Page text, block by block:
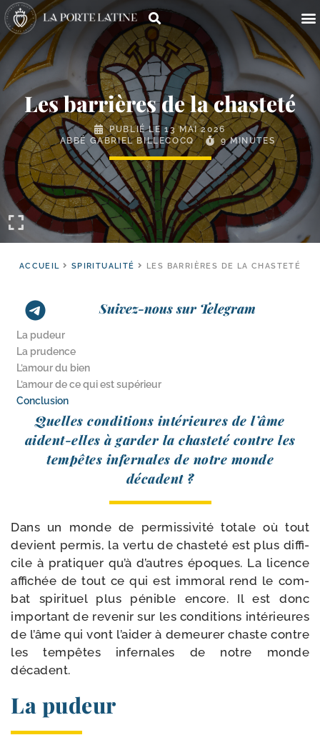
Les barrières de la chasteté
PUBLIÉ LE13 MAI 2026
ABBÉ GABRIEL BILLECOCQ
9 MINUTES
ACCUEIL SPIRITUALITÉ LES BARRIÈRES DE LA CHASTETÉ
Suivez-nous sur Telegram
La pudeur
La prudence
L’amour du bien
L’amour de ce qui est supérieur
Conclusion
Quelles condi­tions inté­rieures de l’âme
aident-​elles à gar­der la chas­te­té contre les
tem­pêtes infer­nales de notre monde
décadent ?
Dans un monde de per­missivité totale où tout
devient per­mis, la ver­tu de chas­te­té est plus dif­fi­
cile à pra­ti­quer qu’à d’autres époques. La licence
affi­chée de tout ce qui est immo­ral rend le com­
bat spi­ri­tuel plus pénible encore. Il est donc
impor­tant de reve­nir sur les condi­tions inté­rieures
de l’âme qui vont l’aider à demeu­rer chaste contre
les tem­pêtes infer­nales de notre monde
décadent.
La pudeur